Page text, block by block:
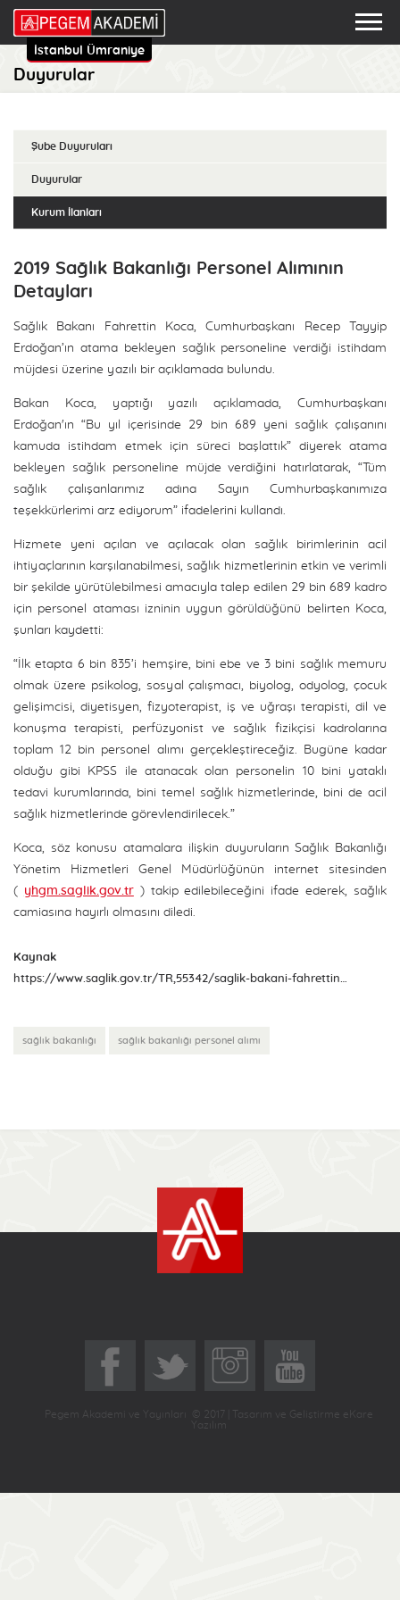
İstanbul Ümraniye
Duyurular
Şube Duyuruları
Duyurular
Kurum İlanları
2019 Sağlık Bakanlığı Personel Alımının
Detayları
Sağlık Bakanı Fahrettin Koca, Cumhurbaşkanı Recep Tayyip
Erdoğan’ın atama bekleyen sağlık personeline verdiği istihdam
müjdesi üzerine yazılı bir açıklamada bulundu.
Bakan Koca, yaptığı yazılı açıklamada, Cumhurbaşkanı
Erdoğan'ın “Bu yıl içerisinde 29 bin 689 yeni sağlık çalışanını
kamuda istihdam etmek için süreci başlattık” diyerek atama
bekleyen sağlık personeline müjde verdiğini hatırlatarak, “Tüm
sağlık çalışanlarımız adına Sayın Cumhurbaşkanımıza
teşekkürlerimi arz ediyorum” ifadelerini kullandı.
Hizmete yeni açılan ve açılacak olan sağlık birimlerinin acil
ihtiyaçlarının karşılanabilmesi, sağlık hizmetlerinin etkin ve verimli
bir şekilde yürütülebilmesi amacıyla talep edilen 29 bin 689 kadro
için personel ataması izninin uygun görüldüğünü belirten Koca,
şunları kaydetti:
“İlk etapta 6 bin 835’i hemşire, bini ebe ve 3 bini sağlık memuru
olmak üzere psikolog, sosyal çalışmacı, biyolog, odyolog, çocuk
gelişimcisi, diyetisyen, fizyoterapist, iş ve uğraşı terapisti, dil ve
konuşma terapisti, perfüzyonist ve sağlık fizikçisi kadrolarına
toplam 12 bin personel alımı gerçekleştireceğiz. Bugüne kadar
olduğu gibi KPSS ile atanacak olan personelin 10 bini yataklı
tedavi kurumlarında, bini temel sağlık hizmetlerinde, bini de acil
sağlık hizmetlerinde görevlendirilecek.”
Koca, söz konusu atamalara ilişkin duyuruların Sağlık Bakanlığı
Yönetim Hizmetleri Genel Müdürlüğünün internet sitesinden
( yhgm.saglik.gov.tr) takip edilebileceğini ifade ederek, sağlık
camiasına hayırlı olmasını diledi.
Kaynak
https://www.saglik.gov.tr/TR,55342/saglik-bakani-fahrettin-koca-personel-aliminin-detaylarini-acikladi.html
sağlık bakanlığı sağlık bakanlığı personel alımı
Pegem Akademi ve Yayınları © 2017 | Tasarım ve Geliştirme eKare
Yazılım